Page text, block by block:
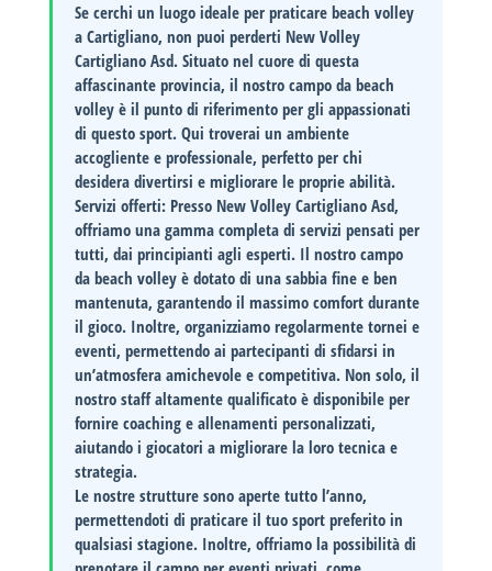
Se cerchi un luogo ideale per praticare beach volley
a Cartigliano, non puoi perderti New Volley
Cartigliano Asd. Situato nel cuore di questa
affascinante provincia, il nostro campo da beach
volley è il punto di riferimento per gli appassionati
di questo sport. Qui troverai un ambiente
accogliente e professionale, perfetto per chi
desidera divertirsi e migliorare le proprie abilità.
Servizi offerti: Presso New Volley Cartigliano Asd,
offriamo una gamma completa di servizi pensati per
tutti, dai principianti agli esperti. Il nostro campo
da beach volley è dotato di una sabbia fine e ben
mantenuta, garantendo il massimo comfort durante
il gioco. Inoltre, organizziamo regolarmente tornei e
eventi, permettendo ai partecipanti di sfidarsi in
un’atmosfera amichevole e competitiva. Non solo, il
nostro staff altamente qualificato è disponibile per
fornire coaching e allenamenti personalizzati,
aiutando i giocatori a migliorare la loro tecnica e
strategia.
Le nostre strutture sono aperte tutto l’anno,
permettendoti di praticare il tuo sport preferito in
qualsiasi stagione. Inoltre, offriamo la possibilità di